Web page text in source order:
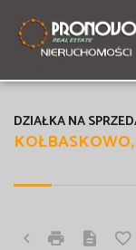
DZIAŁKA NA